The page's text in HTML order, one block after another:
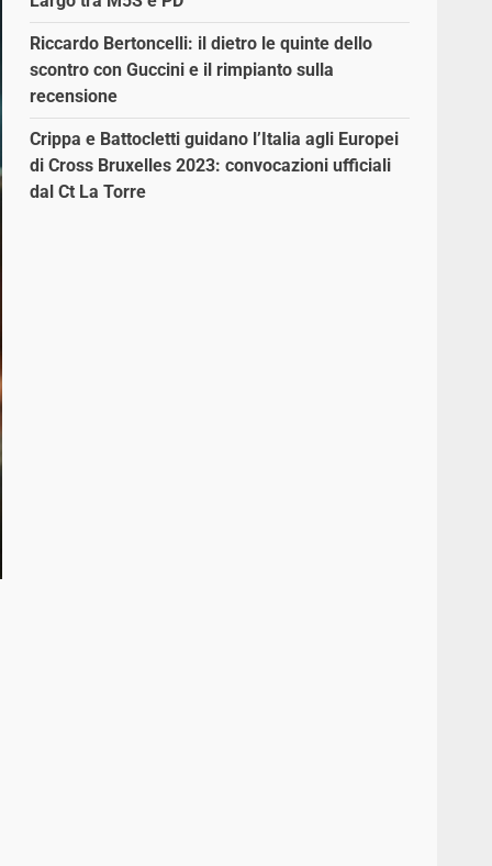
Riccardo Bertoncelli: il dietro le quinte dello
scontro con Guccini e il rimpianto sulla
recensione
Crippa e Battocletti guidano l’Italia agli Europei
di Cross Bruxelles 2023: convocazioni ufficiali
dal Ct La Torre